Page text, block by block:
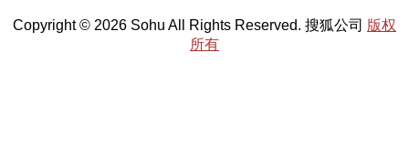
Copyright © 2026 Sohu All Rights Reserved. 搜狐公司 版权
所有